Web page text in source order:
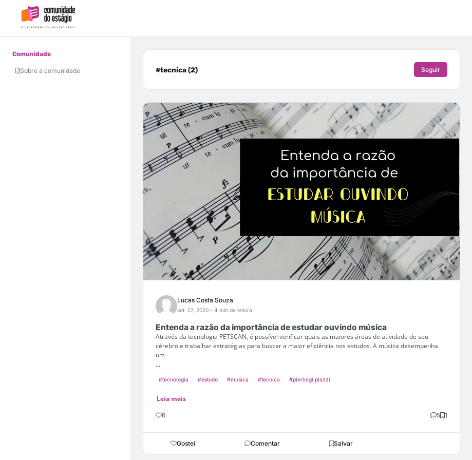
Comunidade
Sobre a comunidade #tecnica (2) Seguir
Lucas Costa Souza
set. 27, 2020 - 4 min de leitura
Entenda a razão da importância de estudar ouvindo música
Através da tecnologia PETSCAN, é possível verificar quais as maiores áreas de atividade de seu
cérebro e trabalhar estratégias para buscar a maior eficiência nos estudos. A música desempenha
um
...
#tecnologia #estudo #musica #tecnica #pierluigi piazzi
Leia mais
6 5 1
Gostei Comentar Salvar